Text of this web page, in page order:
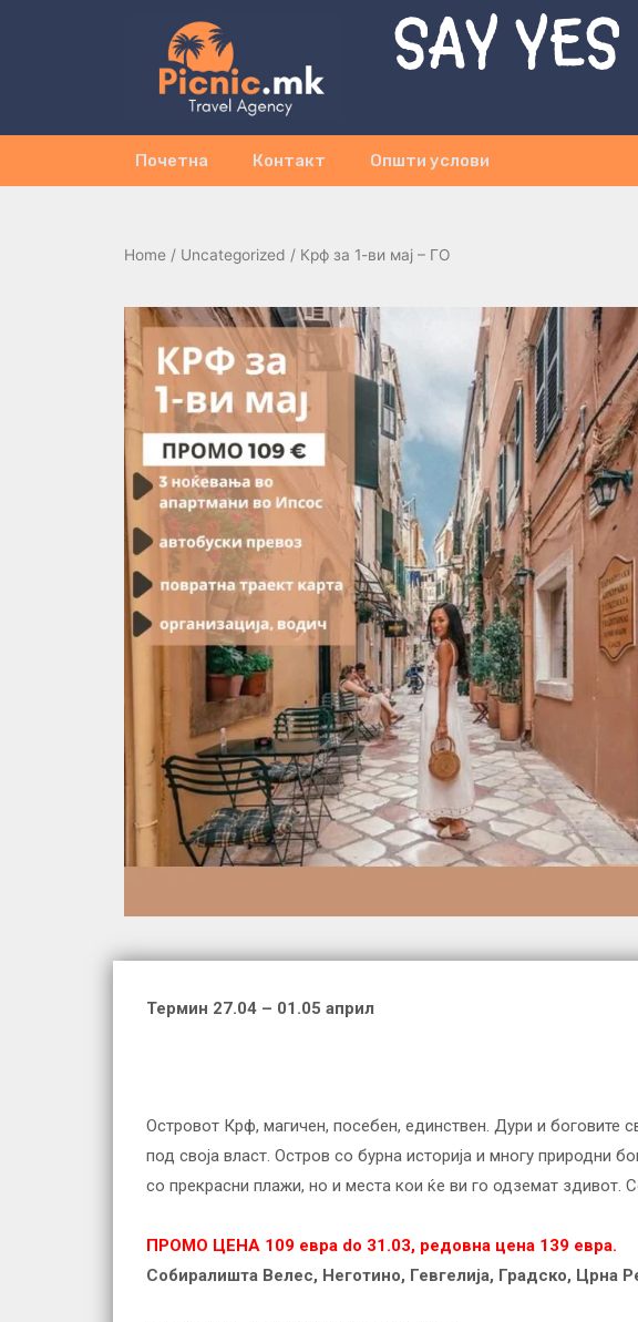
SAY
Почетна Контакт Општи услови
Home / Uncategorized / Крф за 1-ви мај – ГО
Термин 27.04 – 01.05 април
Островот Крф, магичен, посебен, единствен. Дури и боговите
под своја власт. Остров со бурна историја и многу природни
со прекрасни плажи, но и места кои ќе ви го одземат здивот.
ПРОМО ЦЕНА 109 евра do 31.03, редовна цена 139 евра.
Собиралишта Велес, Неготино, Гевгелија, Градско, Црна